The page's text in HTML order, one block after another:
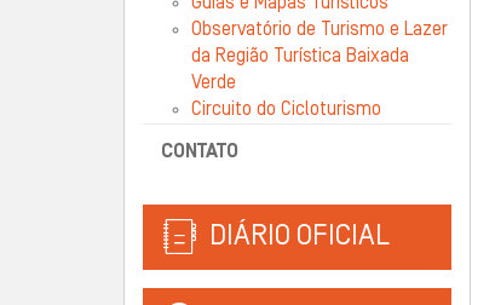
Observatório de Turismo e Lazer
da Região Turística Baixada
Verde
Circuito do Cicloturismo
CONTATO
DIÁRIO OFICIAL